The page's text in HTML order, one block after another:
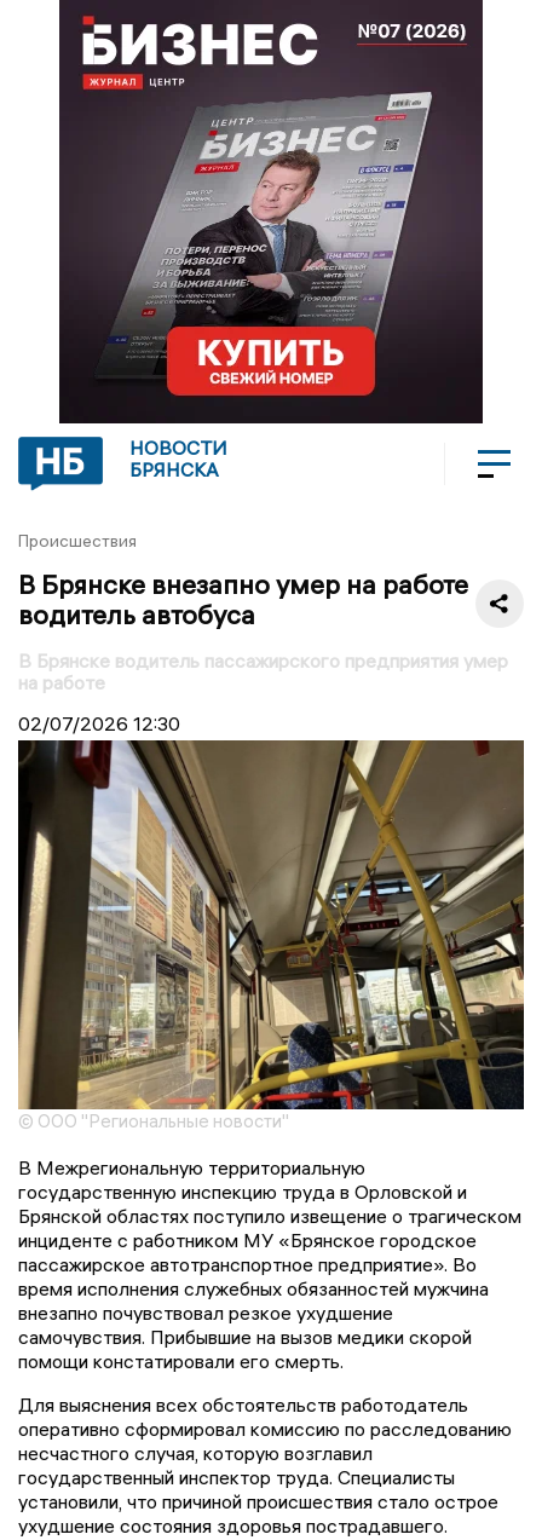
НОВОСТИ
БРЯНСКА
Происшествия
В Брянске внезапно умер на работе
водитель автобуса
В Брянске водитель пассажирского предприятия умер
на работе
02/07/2026 12:30
© ООО "Региональные новости"
В Межрегиональную территориальную
государственную инспекцию труда в Орловской и
Брянской областях поступило извещение о трагическом
инциденте с работником МУ «Брянское городское
пассажирское автотранспортное предприятие». Во
время исполнения служебных обязанностей мужчина
внезапно почувствовал резкое ухудшение
самочувствия. Прибывшие на вызов медики скорой
помощи констатировали его смерть.
Для выяснения всех обстоятельств работодатель
оперативно сформировал комиссию по расследованию
несчастного случая, которую возглавил
государственный инспектор труда. Специалисты
установили, что причиной происшествия стало острое
ухудшение состояния здоровья пострадавшего.